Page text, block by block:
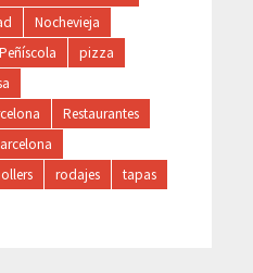
Nochevieja
Peñíscola
pizza
Restaurantes
rodajes
tapas